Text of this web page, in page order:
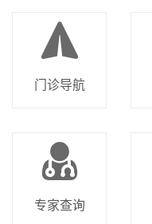
门诊导航
专家查询